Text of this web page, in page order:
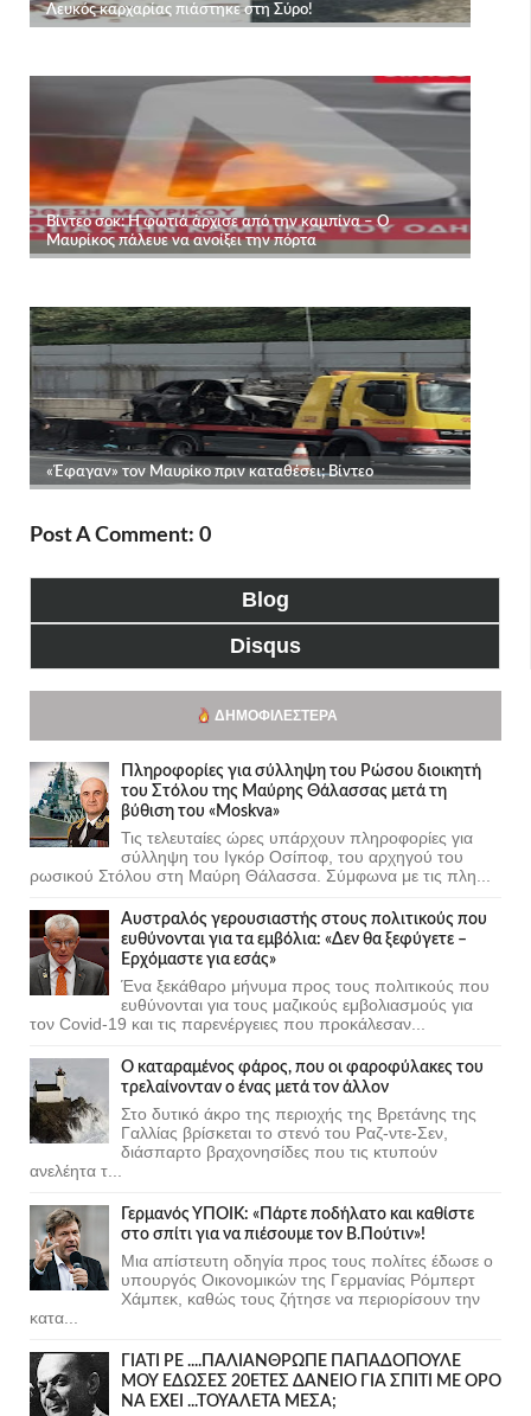
Post A Comment: 0
Blog
Disqus
ΔΗΜΟΦΙΛΈΣΤΕΡΑ
Πληροφορίες για σύλληψη του Ρώσου διοικητή
του Στόλου της Mαύρης Θάλασσας μετά τη
βύθιση του «Moskva»
Τις τελευταίες ώρες υπάρχουν πληροφορίες για
σύλληψη του Ιγκόρ Οσίποφ, του αρχηγού του
ρωσικού Στόλου στη Μαύρη Θάλασσα. Σύμφωνα με τις πλη...
Αυστραλός γερουσιαστής στους πολιτικούς που
ευθύνονται για τα εμβόλια: «Δεν θα ξεφύγετε –
Ερχόμαστε για εσάς»
Ένα ξεκάθαρο μήνυμα προς τους πολιτικούς που
ευθύνονται για τους μαζικούς εμβολιασμούς για
τον Covid-19 και τις παρενέργειες που προκάλεσαν...
Ο καταραμένος φάρος, που οι φαροφύλακες του
τρελαίνονταν ο ένας μετά τον άλλον
Στο δυτικό άκρο της περιοχής της Βρετάνης της
Γαλλίας βρίσκεται το στενό του Ραζ-ντε-Σεν,
διάσπαρτο βραχονησίδες που τις κτυπούν
ανελέητα τ...
Γερμανός ΥΠΟΙΚ: «Πάρτε ποδήλατο και καθίστε
στο σπίτι για να πιέσουμε τον Β.Πούτιν»!
Μια απίστευτη οδηγία προς τους πολίτες έδωσε ο
υπουργός Οικονομικών της Γερμανίας Ρόμπερτ
Χάμπεκ, καθώς τους ζήτησε να περιορίσουν την
κατα...
ΓΙΑΤΙ ΡΕ ....ΠΑΛΙΑΝΘΡΩΠΕ ΠΑΠΑΔΟΠΟΥΛΕ
ΜΟΥ ΕΔΩΣΕΣ 20ΕΤΕΣ ΔΑΝΕΙΟ ΓΙΑ ΣΠΙΤΙ ΜΕ ΟΡΟ
ΝΑ ΕΧΕΙ ...ΤΟΥΑΛΕΤΑ ΜΕΣΑ;